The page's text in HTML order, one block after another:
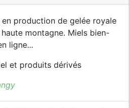
production de gelée royale
montagne. Miels bien-
ligne...
et produits dérivés